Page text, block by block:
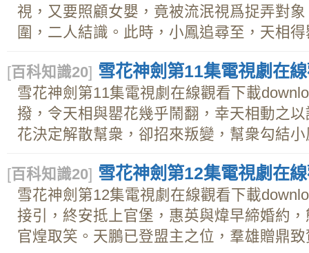
視，又要照顧女嬰，竟被流泯視爲捉弄對
圍，二人結識。此時，小鳳追尋至，天相
[百科知識20] 雪花神劍第11集電視劇在
雪花神劍第11集電視劇在線觀看下載
撥，令天相與罌花幾乎鬧翻，幸天相動之
花決定解散幫衆，卻招來叛變，幫衆勾結
[百科知識20] 雪花神劍第12集電視劇在
雪花神劍第12集電視劇在線觀看下載
接引，終安抵上官堡，惠英與煒早締婚約
官煌取笑。天鵬已登盟主之位，羣雄贈鼎